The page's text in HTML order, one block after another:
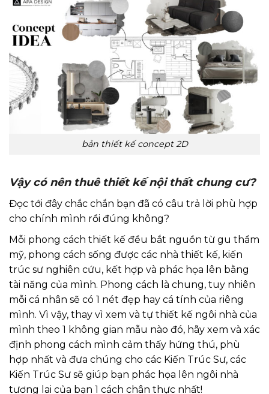
bản thiết kế concept 2D
Vậy có nên thuê thiết kế nội thất chung cư?
Đọc tới đây chắc chắn bạn đã có câu trả lời phù hợp
cho chính mình rồi đúng không?
Mỗi phong cách thiết kế đều bắt nguồn từ gu thẩm
mỹ, phong cách sống được các nhà thiết kế, kiến
trúc sư nghiên cứu, kết hợp và phác họa lên bằng
tài năng của mình. Phong cách là chung, tuy nhiên
mỗi cá nhân sẽ có 1 nét đẹp hay cá tính của riêng
mình. Vì vậy, thay vì xem và tự thiết kế ngôi nhà của
mình theo 1 không gian mẫu nào đó, hãy xem và xác
định phong cách mình cảm thấy hứng thú, phù
hợp nhất và đưa chúng cho các Kiến Trúc Sư, các
Kiến Trúc Sư sẽ giúp bạn phác họa lên ngôi nhà
tương lai của bạn 1 cách chân thực nhất!